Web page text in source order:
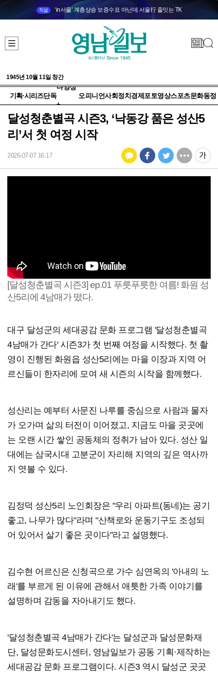
직설 ‘in서울’ 계층상승 보증수표 아닌데 서울行 줄잇는 TK
1945년 10월 11일 창간
기획·시리즈단독
다양성
+
오피니언사회정치 경제 포토영상스포츠문화동정
달성청춘별곡 시즌3, ‘낙동강 품은 성산5
리’서 첫 여정 시작
2026-07-07 16:17
[달성청춘별곡 시즌3] ep.01 푸릇푸릇한 여름! 화원 성
산5리에 4남매가 떴다.
대구 달성군의 세대공감 문화 프로그램 '달성청춘별곡
4남매가 간다' 시즌3가 첫 번째 여정을 시작했다. 첫 촬
영이 진행된 화원읍 성산5리에는 마을 이장과 지역 어
르신들이 한자리에 모여 새 시즌의 시작을 함께했다.
성산리는 예부터 사문진 나루를 중심으로 사람과 물자
가 오가며 삶의 터전이 이어졌고, 지금도 마을 곳곳에
는 오랜 시간 쌓인 공동체의 정취가 남아 있다. 성산 일
대에는 삼국시대 고분군이 자리해 지역의 깊은 역사까
지 엿볼 수 있다.
김정덕 성산5리 노인회장은 "우리 아파트(동네)는 공기
좋고, 나무가 많다"라며 "산책로와 운동기구도 조성되
어 있어서 살기 좋은 곳이다"라고 설명했다.
김수현 어르신은 신청곡으로 가수 심연옥의 '아내의 노
래'를 부르게 된 이유에 관해서 애틋한 가족 이야기를
설명하며 감동을 자아내기도 했다.
'달성청춘별곡 4남매가 간다'는 달성군과 달성문화재
단, 달성문화도시센터, 영남일보가 공동 기획·제작하는
세대공감 문화 프로그램이다. 시즌3 역시 달성군 곳곳